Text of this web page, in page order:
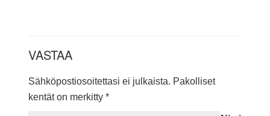
VASTAA
Sähköpostiosoitettasi ei julkaista. Pakolliset
kentät on merkitty *